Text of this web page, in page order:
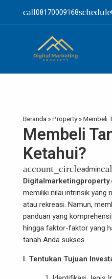
call08170009168schedule
Beranda »Property »Membeli
Membeli
Ketahui?
account_circleadmin
memiliki nilai intrinsik yang
atau rekreasi. Namun,
panduan yang
hingga faktor-faktor yang
tanah Anda sukses.
I. Tentukan Tujuan